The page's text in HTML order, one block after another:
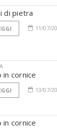
di pietra
11/07/
in cornice
13/07/
in cornice